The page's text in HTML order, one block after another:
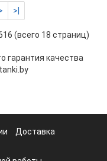
>|
(всего 18 страниц)
гарантия качества
Доставка